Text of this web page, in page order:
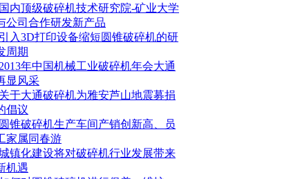
2PGX型辊式破碎机
国内顶级破碎机技术研究院-矿业大学
公司合作研发新产品
引入3D打印设备缩短圆锥破碎机的研
周期
2013年中国机械工业破碎机年会大通
显风采
关于大通破碎机为雅安芦山地震募捐
倡议
圆锥破碎机生产车间产销创新高、员
家属同春游
镇化建设将对破碎机行业发展带来
机遇